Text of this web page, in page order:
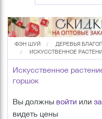
ФЭН ШУЙ
ДЕРЕВЬЯ
ИСКУССТВЕННОЕ
Искусственное
горшок
Вы должны войти или
видеть цены